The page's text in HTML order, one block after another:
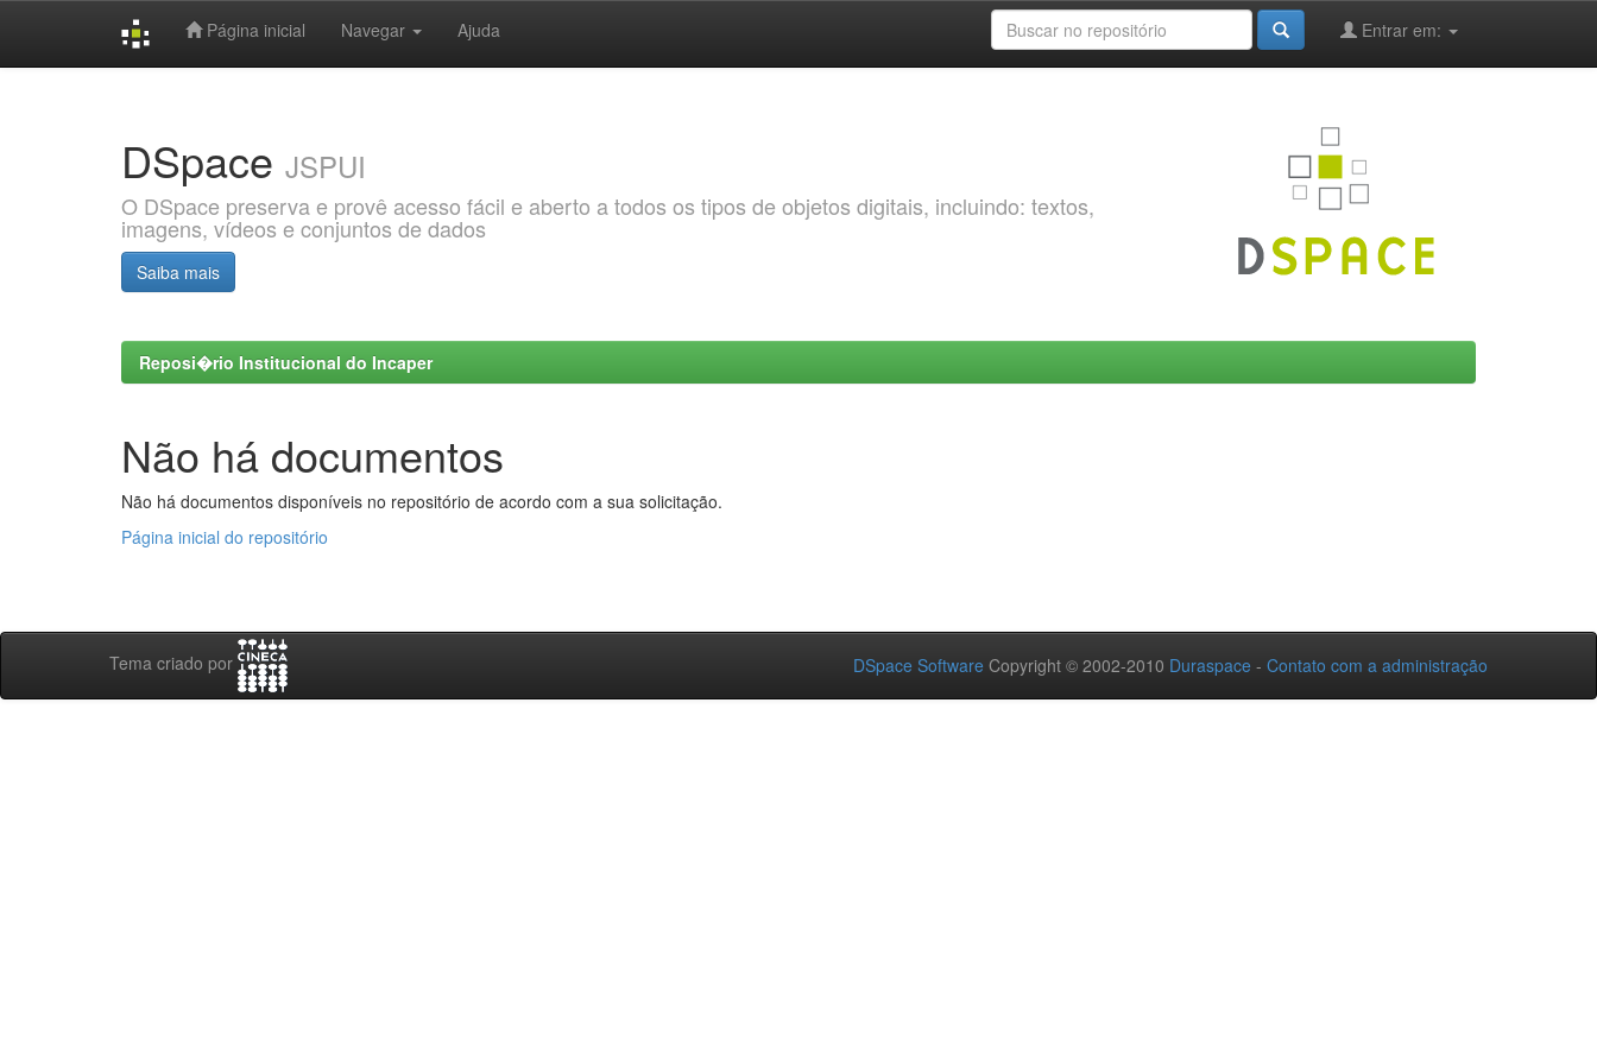
Página inicial Navegar Ajuda Entrar em:
DSpace JSPUI
O DSpace preserva e provê acesso fácil e aberto a todos os tipos de objetos digitais, incluindo: textos,
imagens, vídeos e conjuntos de dados
Saiba mais
Reposi�rio Institucional do Incaper
Não há documentos
Não há documentos disponíveis no repositório de acordo com a sua solicitação.
Página inicial do repositório
Tema criado por DSpace Software Copyright © 2002-2010 Duraspace - Contato com a administração